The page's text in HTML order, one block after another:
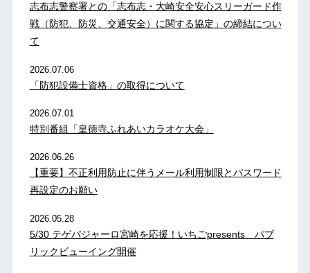
志布志警察署との「志布志・大崎安全安心スリーガード作
戦（防犯、防災、交通安全）に関する協定」の締結につい
て
2026.07.06
「防犯設備士資格」の取得について
2026.07.01
特別番組「皇徳寺ふれあいカラオケ大会」
2026.06.26
【重要】不正利用防止に伴うメール利用制限とパスワード
再設定のお願い
2026.05.28
5/30 テゲバジャーロ宮崎を応援！いちごpresents パブ
リックビューイング開催